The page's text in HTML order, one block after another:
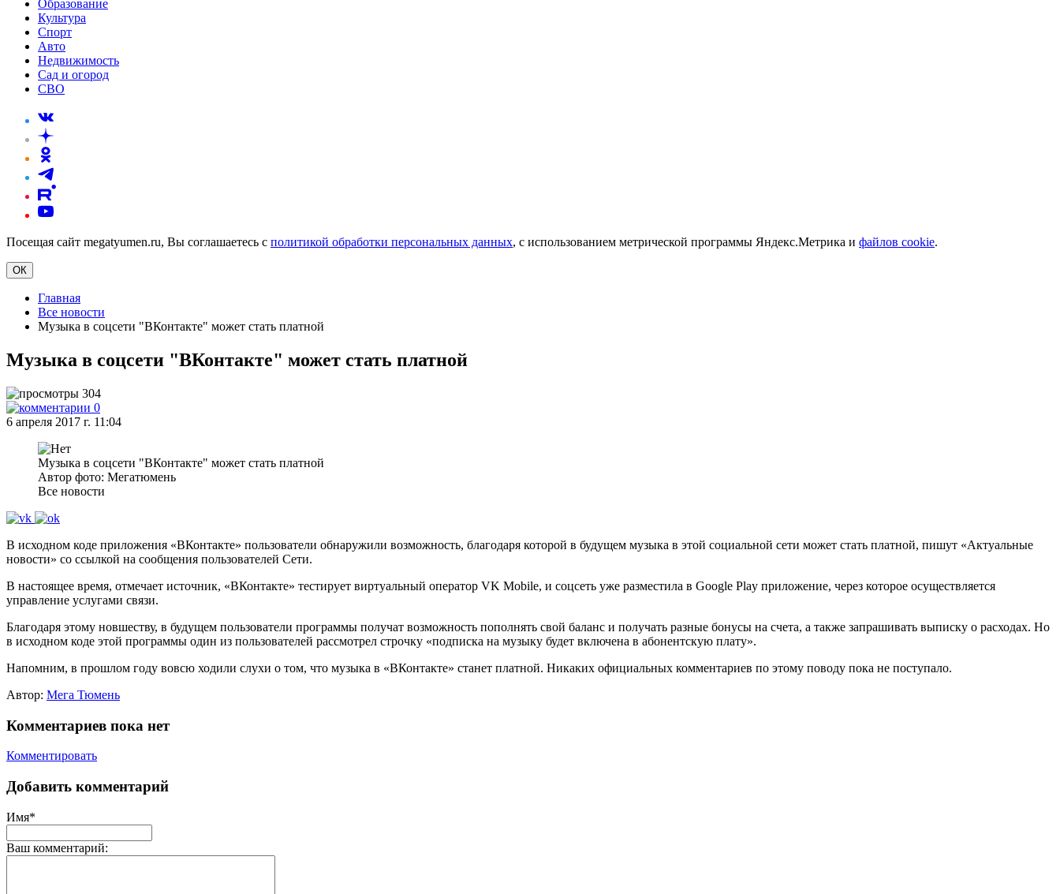
Образование
Культура
Спорт
Авто
Недвижимость
Сад и огород
СВО
Посещая сайт megatyumen.ru, Вы соглашаетесь с политикой обработки персональных данных, с использованием метрической программы Яндекс.Метрика и файлов cookie.
ОК
Главная
Все новости
Музыка в соцсети "ВКонтакте" может стать платной
Музыка в соцсети "ВКонтакте" может стать платной
304
0
6 апреля 2017 г. 11:04
Музыка в соцсети "ВКонтакте" может стать платной
Автор фото: Мегатюмень
Все новости
В исходном коде приложения «ВКонтакте» пользователи обнаружили возможность, благодаря которой в будущем музыка в этой социальной сети может стать платной, пишут «Актуальные
новости» со ссылкой на сообщения пользователей Сети.
В настоящее время, отмечает источник, «ВКонтакте» тестирует виртуальный оператор VK Mobile, и соцсеть уже разместила в Google Play приложение, через которое осуществляется
управление услугами связи.
Благодаря этому новшеству, в будущем пользователи программы получат возможность пополнять свой баланс и получать разные бонусы на счета, а также запрашивать выписку о расходах. Но
в исходном коде этой программы один из пользователей рассмотрел строчку «подписка на музыку будет включена в абонентскую плату».
Напомним, в прошлом году вовсю ходили слухи о том, что музыка в «ВКонтакте» станет платной. Никаких официальных комментариев по этому поводу пока не поступало.
Автор: Мега Тюмень
Комментариев пока нет
Комментировать
Добавить комментарий
Имя*
Ваш комментарий: